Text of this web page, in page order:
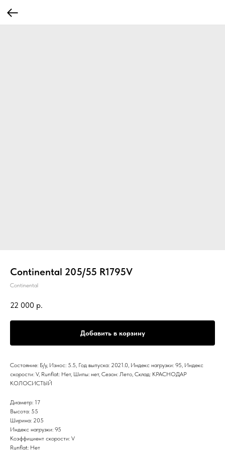
Continental 205/55 R1795V
Continental
22 000 р.
Добавить в корзину
Состояние: Б/у, Износ: 5.5, Год выпуска: 2021.0, Индекс нагрузки: 95, Индекс
скорости: V, Runflat: Нет, Шипы: нет, Сезон: Лето, Склад: КРАСНОДАР
КОЛОСИСТЫЙ
Диаметр: 17
Высота: 55
Ширина: 205
Индекс нагрузки: 95
Коэффициент скорости: V
Runflat: Нет